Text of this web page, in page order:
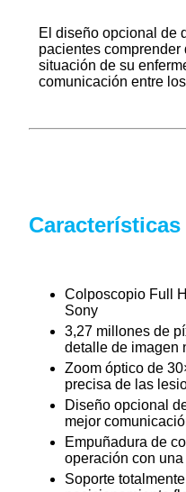
El diseño opcional de
pacientes comprender
situación de su
comunicación entre
Características
Colposcopio Full
Sony
3,27 millones de
detalle de imagen
Zoom óptico de
precisa de las
Diseño opcional
mejor
Empuñadura de
operación con
Soporte